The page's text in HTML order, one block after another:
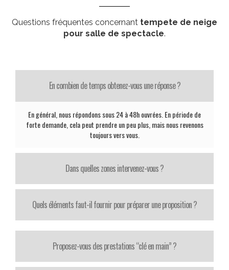
Questions fréquentes concernant tempete de neige
pour salle de spectacle.
En combien de temps obtenez-vous une réponse ?
En général, nous répondons sous 24 à 48h ouvrées. En période de
forte demande, cela peut prendre un peu plus, mais nous revenons
toujours vers vous.
Dans quelles zones intervenez-vous ?
Quels éléments faut-il fournir pour préparer une proposition ?
Proposez-vous des prestations “clé en main” ?